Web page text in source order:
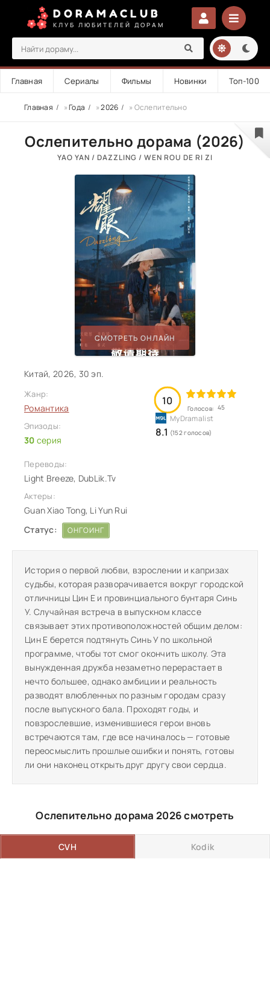
DORAMACLUB
КЛУБ ЛЮБИТЕЛЕЙ ДОРАМ
Главная Сериалы Фильмы Новинки Топ-100
Главная »Года »2026 » Ослепительно
Ослепительно дорама (2026)
YAO YAN / DAZZLING / WEN ROU DE RI ZI
СМОТРЕТЬ ОНЛАЙН
Китай, 2026, 30 эп.
Жанр:
Романтика
Эпизоды:
30 серия
10
Голосов: 45
8.1 (152 голосов)
Переводы:
Light Breeze, DubLik.Tv
Актеры:
Guan Xiao Tong, Li Yun Rui
Статус:
ОНГОИНГ
История о первой любви, взрослении и капризах
судьбы, которая разворачивается вокруг городской
отличницы Цин Е и провинциального бунтаря Синь
У. Случайная встреча в выпускном классе
связывает этих противоположностей общим делом:
Цин Е берется подтянуть Синь У по школьной
программе, чтобы тот смог окончить школу. Эта
вынужденная дружба незаметно перерастает в
нечто большее, однако амбиции и реальность
разводят влюбленных по разным городам сразу
после выпускного бала. Проходят годы, и
повзрослевшие, изменившиеся герои вновь
встречаются там, где все начиналось — готовые
переосмыслить прошлые ошибки и понять, готовы
ли они наконец открыть друг другу свои сердца.
Ослепительно дорама 2026 смотреть
CVH Kodik